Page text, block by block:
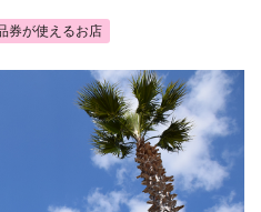
券が使えるお店